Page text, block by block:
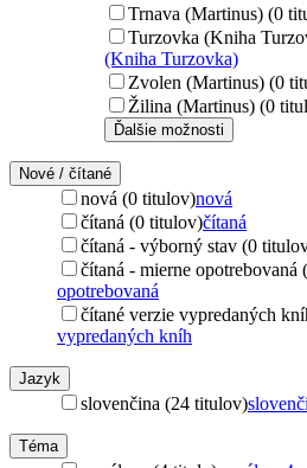
Trnava (Martinus) (0
Turzovka (Kniha
(Kniha Turzovka)
Zvolen (Martinus) (0
Žilina (Martinus) (0
Ďalšie možnosti
Nové / čítané
nová (0 titulov)nová
čítaná (0 titulov)čítaná
čítaná - výborný stav (0
čítaná - mierne opotrebovaná
opotrebovaná
čítané verzie vypredaných
vypredaných kníh
Jazyk
slovenčina (24 titulov)
Téma